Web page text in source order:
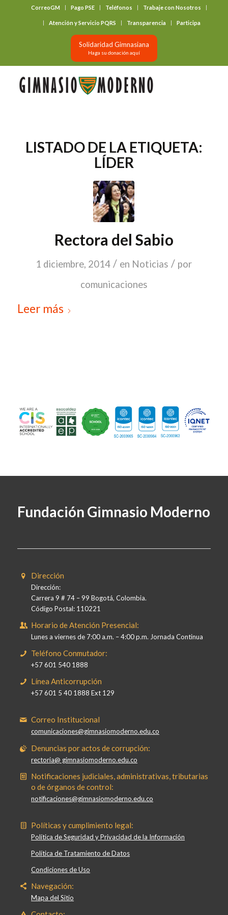
CorreoGM Pago PSE Teléfonos Trabaje con Nosotros
Atención y Servicio PQRS Transparencia Participa
Solidaridad Gimnasiana
Haga su donación aquí
LISTADO DE LA ETIQUETA:
LÍDER
Rectora del Sabio
1 diciembre, 2014 / en Noticias / por
comunicaciones
Leer más
Fundación Gimnasio Moderno
Dirección
Dirección:
Carrera 9 # 74 – 99 Bogotá, Colombia.
Código Postal: 110221
Horario de Atención Presencial:
Lunes a viernes de 7:00 a.m. – 4:00 p.m. Jornada Continua
Teléfono Conmutador:
+57 601 540 1888
Línea Anticorrupción
+57 601 5 40 1888 Ext 129
Correo Institucional
comunicaciones@gimnasiomoderno.edu.co
Denuncias por actos de corrupción:
rectoria@ gimnasiomoderno.edu.co
Notificaciones judiciales, administrativas, tributarias
o de órganos de control:
notificaciones@gimnasiomoderno.edu.co
Políticas y cumplimiento legal:
Política de Seguridad y Privacidad de la Información
Política de Tratamiento de Datos
Condiciones de Uso
Navegación:
Mapa del Sitio